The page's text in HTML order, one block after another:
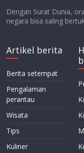
Dengan Surat Dunia,
negara bisa saling
Artikel berita
Berita setempat
Pengalaman
perantau
Wisata
Tips
Kuliner